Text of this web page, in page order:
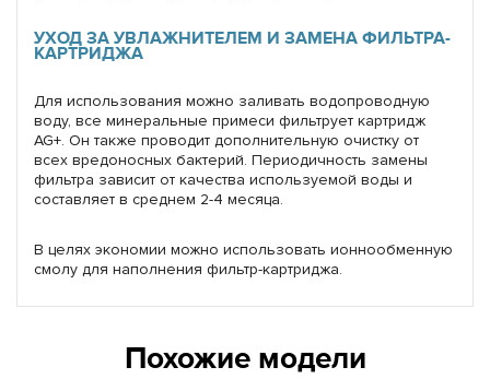
УХОД ЗА УВЛАЖНИТЕЛЕМ И ЗАМЕНА ФИЛЬТРА-
КАРТРИДЖА
Для использования можно заливать водопроводную
воду, все минеральные примеси фильтрует картридж
AG+. Он также проводит дополнительную очистку от
всех вредоносных бактерий. Периодичность замены
фильтра зависит от качества используемой воды и
составляет в среднем 2-4 месяца.
В целях экономии можно использовать ионнообменную
смолу для наполнения фильтр-картриджа.
Похожие модели